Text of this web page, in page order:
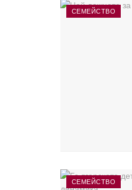
СЕМЕЙСТВО
СЕМЕЙСТВО